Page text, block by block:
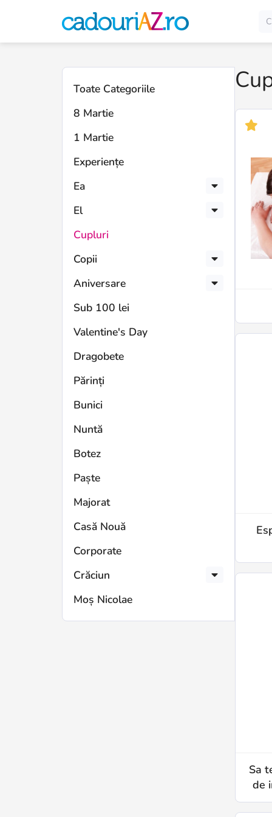
Toate Categoriile
8 Martie
1 Martie
Experiențe
Ea
El
Cupluri
Copii
Aniversare
Sub 100 lei
Valentine's Day
Dragobete
Părinți
Bunici
Nuntă
Botez
Paște
Majorat
Casă Nouă
Corporate
Crăciun
Moș Nicolae
cadouri
pentru
cupluri:
idei
Sa
de